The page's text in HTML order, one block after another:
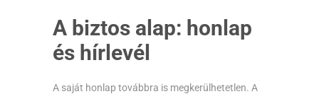
A biztos alap: honlap
és hírlevél
A saját honlap továbbra is megkerülhetetlen. A